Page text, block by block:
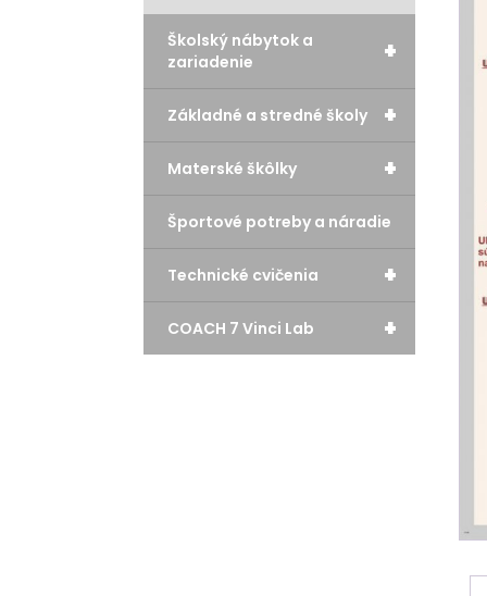
+
Školský nábytok a
zariadenie
+
Základné a stredné školy
+
Materské škôlky
Športové potreby a náradie
+
Technické cvičenia
+
COACH 7 Vinci Lab